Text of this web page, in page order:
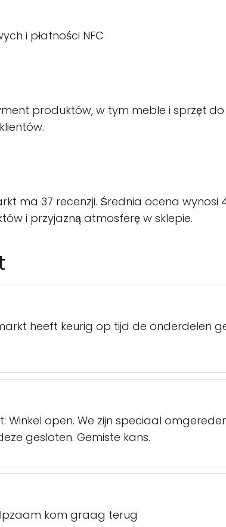
i płatności NFC
produktów, w tym meble i sprzęt do
ma 37 recenzji. Średnia ocena wynosi
i przyjazną atmosferę w sklepie.
heeft keurig op tijd de onderdelen
Winkel open. We zijn speciaal
gesloten. Gemiste kans.
kom graag terug